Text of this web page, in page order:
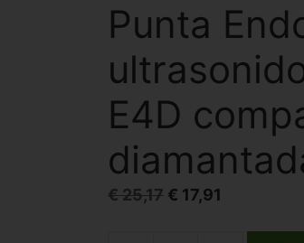
Punta
E4D
€25,17 El
€ 17,91